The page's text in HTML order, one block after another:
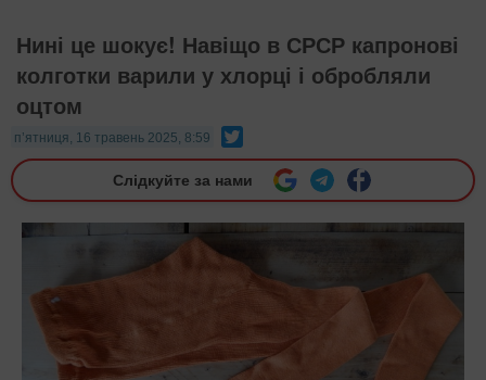
Нині це шокує! Навіщо в СРСР капронові
колготки варили у хлорці і обробляли
оцтом
п’ятниця, 16 травень 2025, 8:59
Слідкуйте за нами